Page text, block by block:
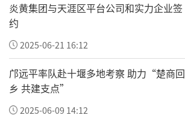
炎黄集团与天涯区平台公司和实力企业签
约
2025-06-21 16:12
邝远平率队赴十堰多地考察 助力“楚商回
乡 共建支点”
2025-06-09 14:12